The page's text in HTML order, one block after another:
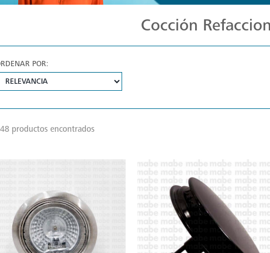
Cocción
POR:
productos encontrados